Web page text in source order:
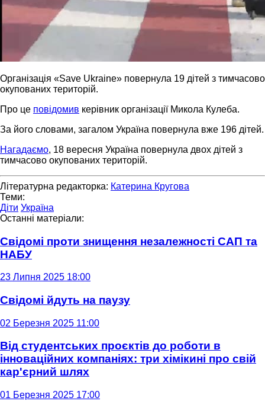
Організація «Save Ukraine» повернула 19 дітей з тимчасово
окупованих територій.
Про це повідомив керівник організації Микола Кулеба.
За його словами, загалом Україна повернула вже 196 дітей.
Нагадаємо, 18 вересня Україна повернула двох дітей з
тимчасово окупованих територій.
Літературна редакторка: Катерина Кругова
Теми:
Діти Україна
Останні матеріали:
Свідомі проти знищення незалежності САП та
НАБУ
23 Липня 2025 18:00
Свідомі йдуть на паузу
02 Березня 2025 11:00
Від студентських проєктів до роботи в
інноваційних компаніях: три хімікині про свій
кар'єрний шлях
01 Березня 2025 17:00